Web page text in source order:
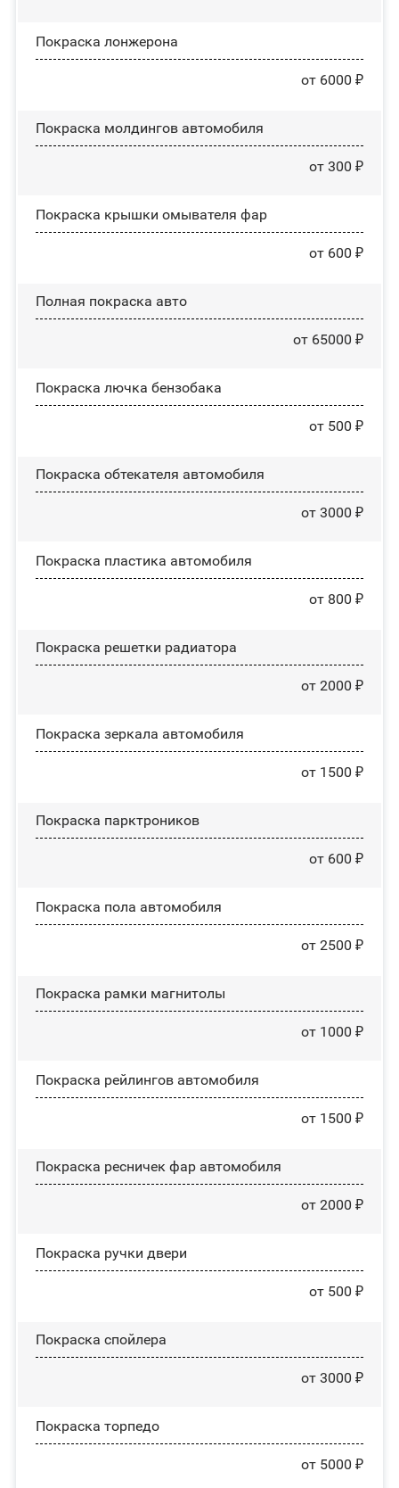
Покраска лонжерона
от 6000 ₽
Покраска молдингов автомобиля
от 300 ₽
Покраска крышки омывателя фар
от 600 ₽
Полная покраска авто
от 65000 ₽
Покраска лючка бензобака
от 500 ₽
Покраска обтекателя автомобиля
от 3000 ₽
Покраска пластика автомобиля
от 800 ₽
Покраска решетки радиатора
от 2000 ₽
Покраска зеркала автомобиля
от 1500 ₽
Покраска парктроников
от 600 ₽
Покраска пола автомобиля
от 2500 ₽
Покраска рамки магнитолы
от 1000 ₽
Покраска рейлингов автомобиля
от 1500 ₽
Покраска ресничек фар автомобиля
от 2000 ₽
Покраска ручки двери
от 500 ₽
Покраска спойлера
от 3000 ₽
Покраска торпедо
от 5000 ₽